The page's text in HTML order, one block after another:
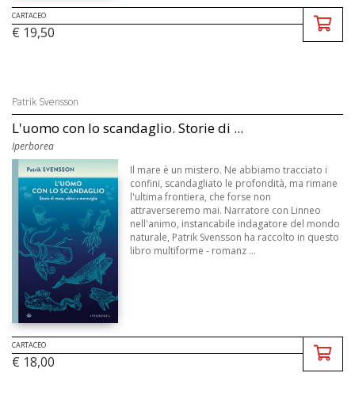
CARTACEO
€ 19,50
Patrik Svensson
L'uomo con lo scandaglio. Storie di ...
Iperborea
Il mare è un mistero. Ne abbiamo tracciato i
confini, scandagliato le profondità, ma rimane
l'ultima frontiera, che forse non
attraverseremo mai. Narratore con Linneo
nell'animo, instancabile indagatore del mondo
naturale, Patrik Svensson ha raccolto in questo
libro multiforme - romanz ...
CARTACEO
€ 18,00